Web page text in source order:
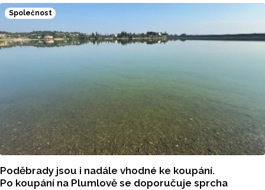
Na konci června vznikla na Facebooku stránka s názvem
Poděbrady bez závor a nelegálního parkovného, která
upozorňuje na nevyhovujcí situaci s parkováním
u oblíbeného olomouckého letoviska. Za iniciativou stojí
zastupitel města Olomouce, na jeho přání nebudeme
Společnost
Poděbrady jsou i nadále vhodné ke koupání.
Po koupání na Plumlově se doporučuje sprcha